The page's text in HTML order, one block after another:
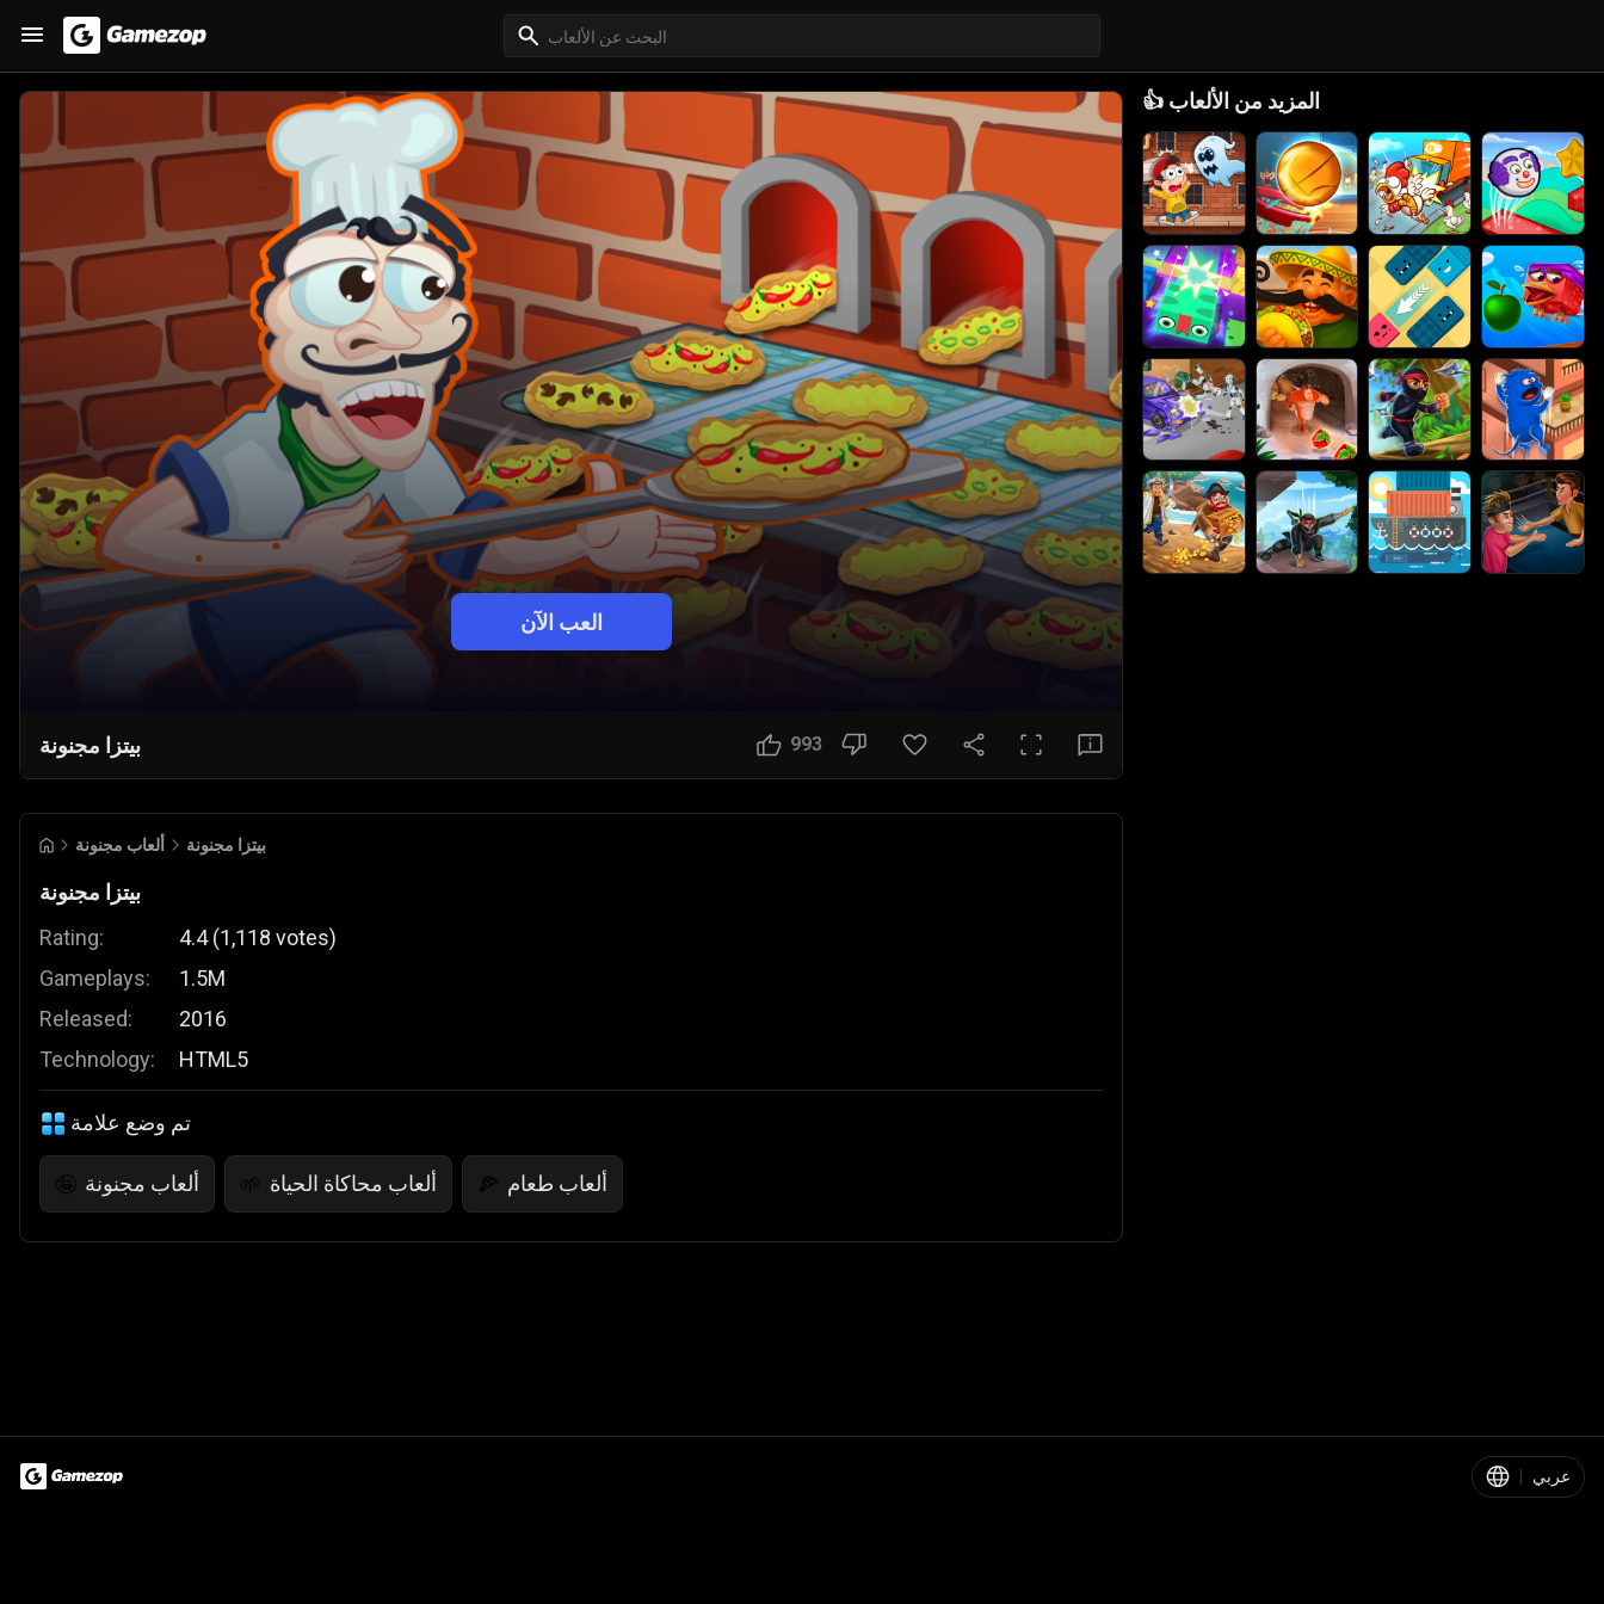
العب الآن
بيتزا مجنونة 993
ألعاب مجنونة بيتزا مجنونة
بيتزا مجنونة
Rating:
Gameplays:
Released:
Technology:
4.4 (1,118 votes)
1.5M
2016
HTML5
تم وضع علامة
🤪 ألعاب مجنونة 🌱 ألعاب محاكاة الحياة 🍕 ألعاب طعام
👍 المزيد من الألعاب
| عربي